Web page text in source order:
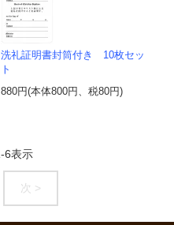
洗礼証明書封筒付き 10枚セッ
ト
880円(本体800円、税80円)
-6表示
次 >